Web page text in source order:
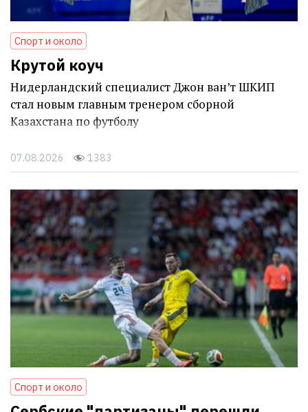
Спорт и около
Крутой коуч
Нидерландский специалист Джон ван’т ШКИП
стал новым главным тренером сборной
Казахстана по футболу
07.08.2026 1383
Спорт и около